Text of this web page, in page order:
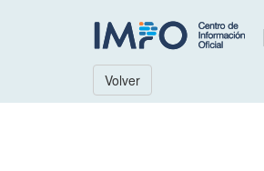
Volver